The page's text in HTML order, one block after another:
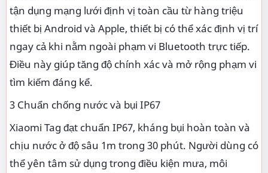
tận dụng mạng lưới định vị toàn cầu từ hàng triệu
thiết bị Android và Apple, thiết bị có thể xác định vị trí
ngay cả khi nằm ngoài phạm vi Bluetooth trực tiếp.
Điều này giúp tăng độ chính xác và mở rộng phạm vi
tìm kiếm đáng kể.
3 Chuẩn chống nước và bụi IP67
Xiaomi Tag đạt chuẩn IP67, kháng bụi hoàn toàn và
chịu nước ở độ sâu 1m trong 30 phút. Người dùng có
thể yên tâm sử dụng trong điều kiện mưa, môi